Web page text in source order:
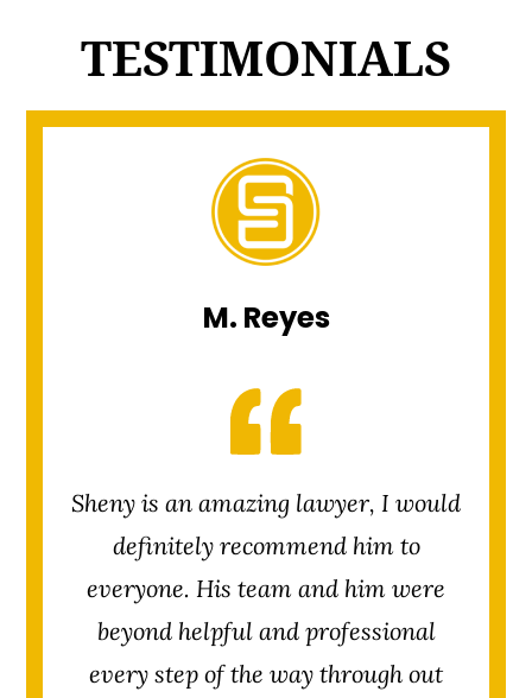
TESTIMONIALS
Sheny is an amazing lawyer, I would
definitely recommend him to
everyone. His team and him were
beyond helpful and professional
every step of the way through out
M. Reyes